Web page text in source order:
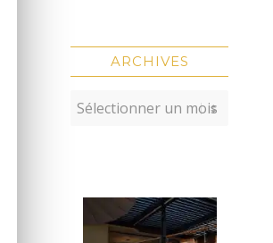
ARCHIVES